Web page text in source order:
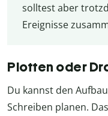
solltest aber
Ereignisse
Plotten oder
Du kannst den
Schreiben planen.